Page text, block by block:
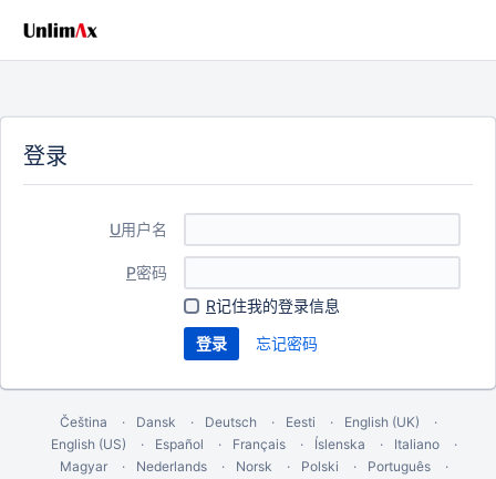
登录
U用户名
P密码
R记住我的登录信息
忘记密码
Čeština Dansk Deutsch Eesti
English (UK)
English (US)
Español Français Íslenska
Italiano
Magyar
Nederlands Norsk Polski
Português